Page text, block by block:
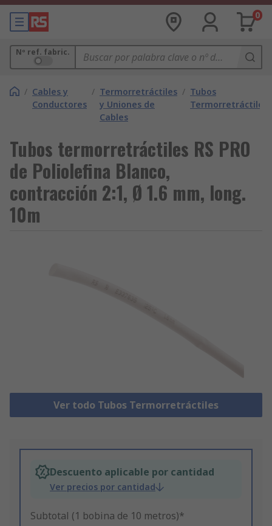
0
Nº ref. fabric.
/ Cables y
Conductores
/ Termorretráctiles
y Uniones de
Cables
/ Tubos
Termorretráctiles
Tubos termorretráctiles RS PRO
de Poliolefina Blanco,
contracción 2:1, Ø 1.6 mm, long.
10m
Ver todo Tubos Termorretráctiles
Descuento aplicable por cantidad
Ver precios por cantidad
Subtotal (1 bobina de 10 metros)*